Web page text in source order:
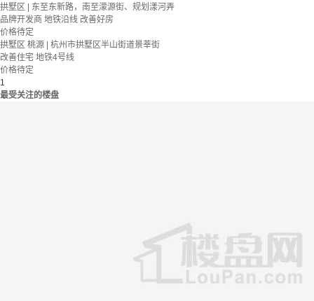
拱墅区 | 东至东新路，南至濛源街、规划漾河弄
品牌开发商 地铁沿线 改善好房
价格待定
拱墅区 桃源 | 杭州市拱墅区半山街道景莘街
改善住宅 地铁4号线
价格待定
1
最受关注的楼盘